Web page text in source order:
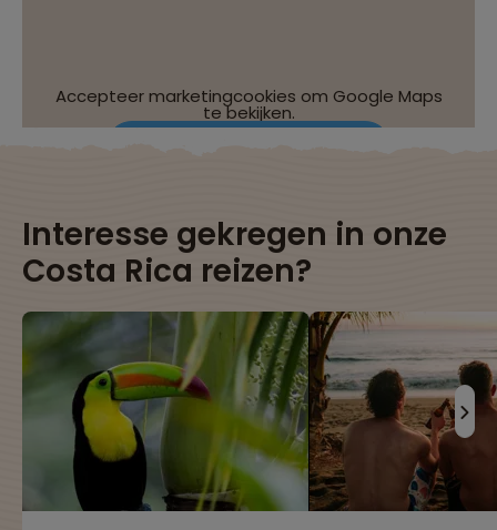
Accepteer marketingcookies om Google Maps
te bekijken.
Interesse gekregen in onze
Costa Rica reizen?